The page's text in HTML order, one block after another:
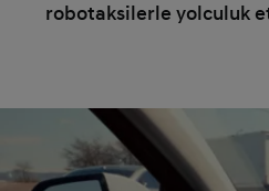
robotaksilerle yolculuk